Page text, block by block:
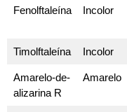
Fenolftaleína Incolor
Timolftaleína Incolor
Amarelo-de-
alizarina R
Amarelo